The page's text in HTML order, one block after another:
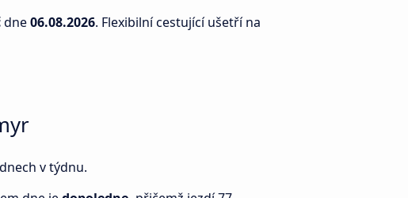
dne06.08.2026. Flexibilní cestující ušetří na
v týdnu.